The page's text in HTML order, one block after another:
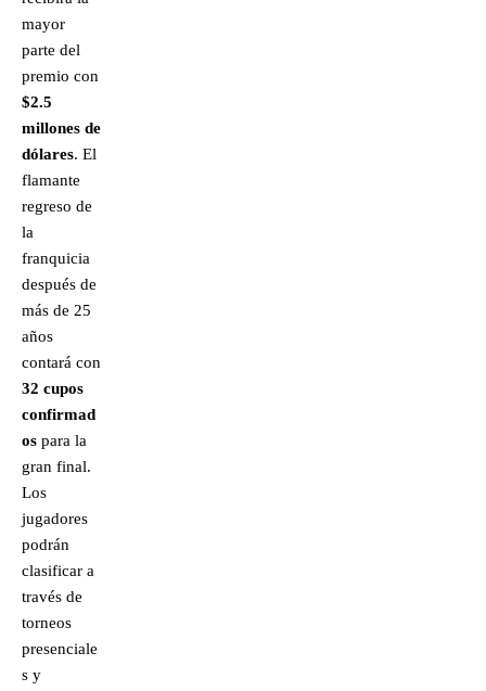
mayor
parte del
premio con
$2.5
millones de
dólares. El
flamante
regreso de
la
franquicia
después de
más de 25
años
contará con
32 cupos
confirmad
os para la
gran final.
Los
jugadores
podrán
clasificar a
través de
torneos
presenciale
s y